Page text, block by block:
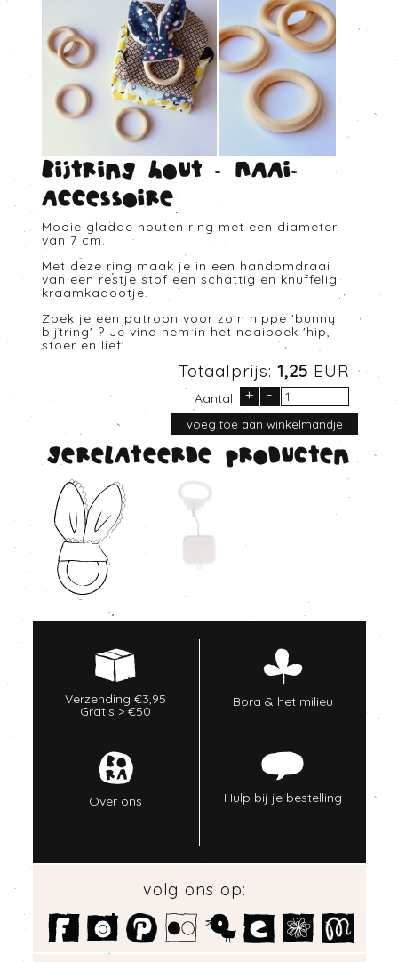
Bijtring Hout - Naai-
accessoire
Mooie gladde houten ring met een diameter
van 7 cm.
Met deze ring maak je in een handomdraai
van een restje stof een schattig en knuffelig
kraamkadootje.
Zoek je een patroon voor zo'n hippe 'bunny
bijtring' ? Je vind hem in het naaiboek 'hip,
stoer en lief'.
Totaalprijs: 1,25 EUR
Aantal + -
Gerelateerde producten
Verzending €3,95
Gratis > €50
Bora & het milieu
Over ons Hulp bij je bestelling
volg ons op: